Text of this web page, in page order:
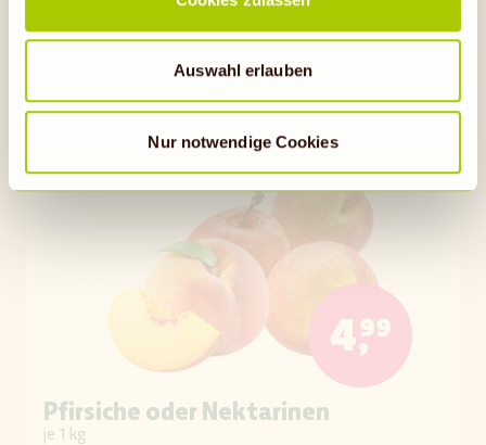
Rechtsbehelfsmöglichkeiten, verarbeitet werden können.
Wenn auf „Nur notwendige Cookies“ geklickt bzw.
statistische Cookies abgewählt werden, findet die
Auswahl erlauben
Nur notwendige Cookies
Auf die Einkaufsliste
Gültig bis 11.08.26
4,99
Pfirsiche oder Nektarinen
je 1 kg